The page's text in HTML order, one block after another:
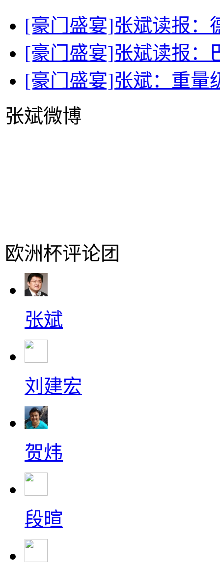
[豪门盛宴]张斌读报：
[豪门盛宴]张斌读报：
[豪门盛宴]张斌：重量
张斌微博
欧洲杯评论团
张斌
刘建宏
贺炜
段暄